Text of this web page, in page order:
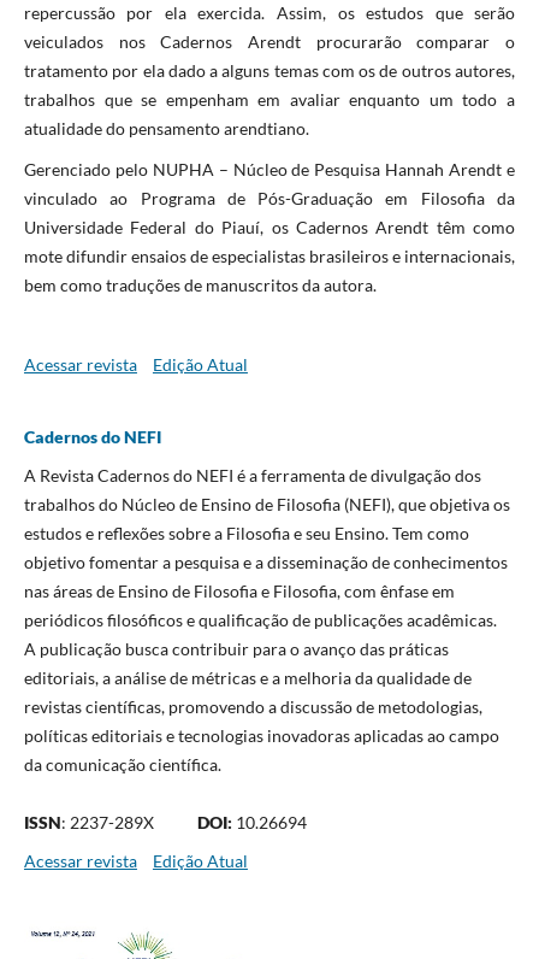
repercussão por ela exercida. Assim, os estudos que serão
veiculados nos Cadernos Arendt procurarão comparar o
tratamento por ela dado a alguns temas com os de outros autores,
trabalhos que se empenham em avaliar enquanto um todo a
atualidade do pensamento arendtiano.
Gerenciado pelo NUPHA – Núcleo de Pesquisa Hannah Arendt e
vinculado ao Programa de Pós-Graduação em Filosofia da
Universidade Federal do Piauí, os Cadernos Arendt têm como
mote difundir ensaios de especialistas brasileiros e internacionais,
bem como traduções de manuscritos da autora.
Acessar revista Edição Atual
Cadernos do NEFI
A Revista Cadernos do NEFI é a ferramenta de divulgação dos
trabalhos do Núcleo de Ensino de Filosofia (NEFI), que objetiva os
estudos e reflexões sobre a Filosofia e seu Ensino. Tem como
objetivo fomentar a pesquisa e a disseminação de conhecimentos
nas áreas de Ensino de Filosofia e Filosofia, com ênfase em
periódicos filosóficos e qualificação de publicações acadêmicas.
A publicação busca contribuir para o avanço das práticas
editoriais, a análise de métricas e a melhoria da qualidade de
revistas científicas, promovendo a discussão de metodologias,
políticas editoriais e tecnologias inovadoras aplicadas ao campo
da comunicação científica.
ISSN: 2237-289X DOI: 10.26694
Acessar revista
Edição Atual